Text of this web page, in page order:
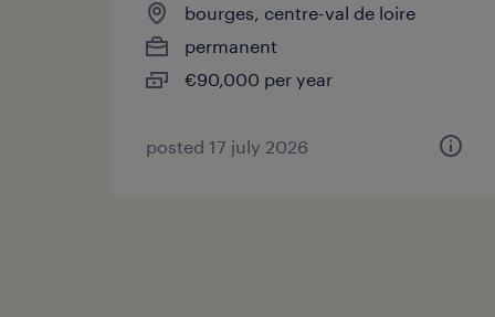
bourges, centre-val de loire
permanent
€90,000 per year
posted 17 july 2026